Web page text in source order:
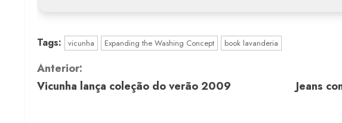
Tags: vicunha Expanding the Washing Concept book lavanderia
C
o
Anterior:
Vicunha lança coleção do verão 2009
Jeans